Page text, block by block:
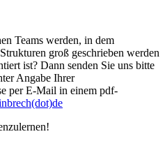
Teams werden, in dem
groß geschrieben werden
ist? Dann senden Sie uns bitte
Angabe Ihrer
per E-Mail in einem pdf-